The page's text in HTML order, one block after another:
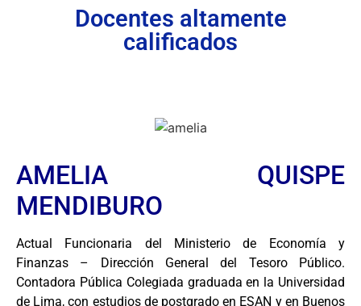
Docentes altamente
calificados
AMELIA QUISPE
MENDIBURO
Actual Funcionaria del Ministerio de Economía y
Finanzas – Dirección General del Tesoro Público.
Contadora Pública Colegiada graduada en la Universidad
de Lima, con estudios de postgrado en ESAN y en Buenos